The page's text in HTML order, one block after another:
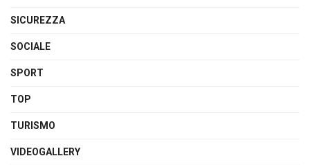
SICUREZZA
SOCIALE
SPORT
TOP
TURISMO
VIDEOGALLERY